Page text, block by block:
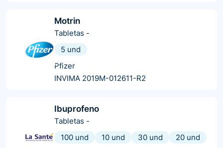
Motrin
Tabletas -
5 und
Pfizer
INVIMA 2019M-012611-R2
Ibuprofeno
Tabletas -
100 und
10 und 30 und
20 und